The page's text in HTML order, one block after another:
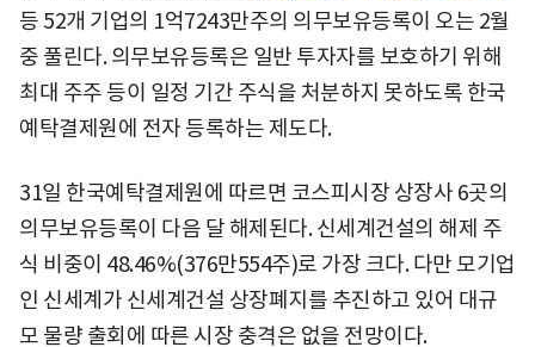
등 52개 기업의 1억7243만주의 의무보유등록이 오는 2월
중 풀린다. 의무보유등록은 일반 투자자를 보호하기 위해
최대 주주 등이 일정 기간 주식을 처분하지 못하도록 한국
예탁결제원에 전자 등록하는 제도다.
31일 한국예탁결제원에 따르면 코스피시장 상장사 6곳의
의무보유등록이 다음 달 해제된다. 신세계건설의 해제 주
식 비중이 48.46%(376만554주)로 가장 크다. 다만 모기업
인 신세계가 신세계건설 상장폐지를 추진하고 있어 대규
모 물량 출회에 따른 시장 충격은 없을 전망이다.